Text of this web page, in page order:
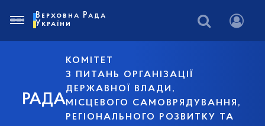
РАДА
КОМІТЕТ
З ПИТАНЬ ОРГАНІЗАЦІЇ
ДЕРЖАВНОЇ ВЛАДИ,
МІСЦЕВОГО САМОВРЯДУВАННЯ,
РЕГІОНАЛЬНОГО РОЗВИТКУ ТА
Верховна Рада
України